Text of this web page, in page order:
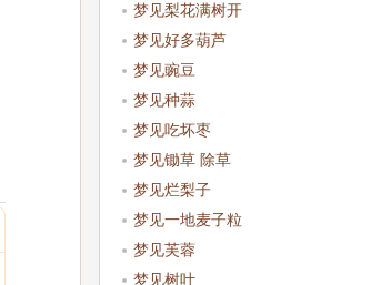
梦见梨花满树开
梦见好多葫芦
梦见豌豆
梦见种蒜
梦见吃坏枣
梦见锄草 除草
梦见烂梨子
梦见一地麦子粒
梦见芙蓉
梦见树叶